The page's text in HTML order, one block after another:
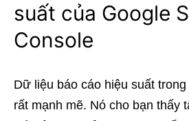
suất của Google
Console
Dữ liệu báo cáo hiệu suất
rất mạnh mẽ. Nó cho bạn thấy